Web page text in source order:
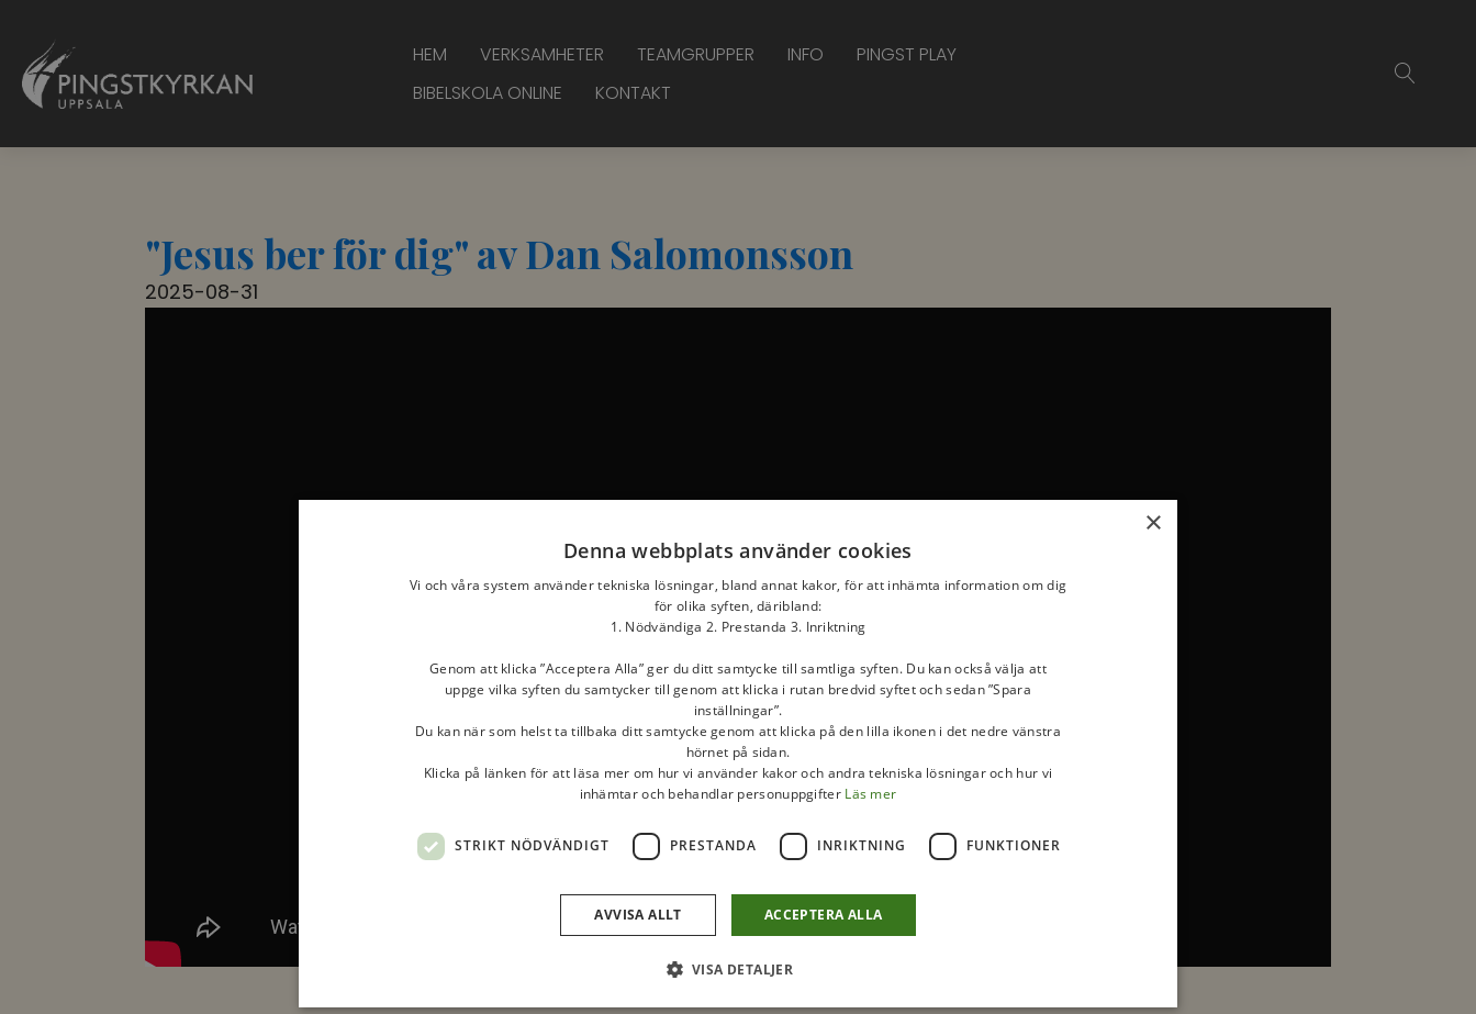
HEM VERKSAMHETER TEAMGRUPPER INFO
PINGST PLAY
BIBELSKOLA ONLINE
KONTAKT
"Jesus ber för dig" av Dan Salomonsson
2025-08-31
×
Denna webbplats använder cookies
Vi och våra system använder tekniska lösningar, bland annat kakor, för att inhämta information om dig
för olika syften, däribland:
1. Nödvändiga 2. Prestanda 3. Inriktning
Genom att klicka ”Acceptera Alla” ger du ditt samtycke till samtliga syften. Du kan också välja att
uppge vilka syften du samtycker till genom att klicka i rutan bredvid syftet och sedan ”Spara
inställningar”.
Du kan när som helst ta tillbaka ditt samtycke genom att klicka på den lilla ikonen i det nedre vänstra
hörnet på sidan.
Klicka på länken för att läsa mer om hur vi använder kakor och andra tekniska lösningar och hur vi
inhämtar och behandlar personuppgifter Läs mer
STRIKT NÖDVÄNDIGT PRESTANDA INRIKTNING FUNKTIONER
ACCEPTERA ALLA
AVVISA ALLT
VISA DETALJER